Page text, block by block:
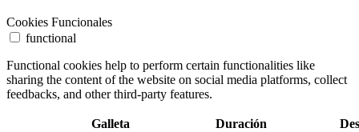
Cookies Funcionales
functional
Functional cookies help to perform certain functionalities like
sharing the content of the website on social media platforms, collect
feedbacks, and other third-party features.
Galleta Duración